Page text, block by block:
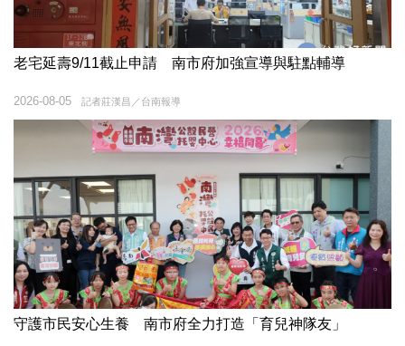
老宅延壽9/11截止申請 南市府加強宣導與駐點輔導
記者莊漢昌／台南報導
2026-08-05
守護市民安心生養 南市府全力打造「育兒神隊友」